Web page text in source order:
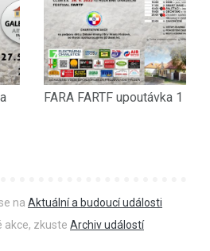
FARA FARTF upoutávka 1
na Aktuální a budoucí události
akce, zkuste Archiv událostí